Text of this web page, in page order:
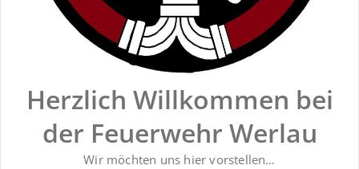
Herzlich Willkommen bei
der Feuerwehr Werlau
Wir möchten uns hier vorstellen…